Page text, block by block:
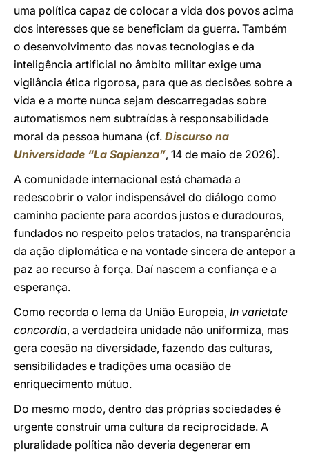
uma política capaz de colocar a vida dos povos acima
dos interesses que se beneficiam da guerra. Também
o desenvolvimento das novas tecnologias e da
inteligência artificial no âmbito militar exige uma
vigilância ética rigorosa, para que as decisões sobre a
vida e a morte nunca sejam descarregadas sobre
automatismos nem subtraídas à responsabilidade
moral da pessoa humana (cf. Discurso na
Universidade “La Sapienza”, 14 de maio de 2026).
A comunidade internacional está chamada a
redescobrir o valor indispensável do diálogo como
caminho paciente para acordos justos e duradouros,
fundados no respeito pelos tratados, na transparência
da ação diplomática e na vontade sincera de antepor a
paz ao recurso à força. Daí nascem a confiança e a
esperança.
Como recorda o lema da União Europeia, In varietate
concordia, a verdadeira unidade não uniformiza, mas
gera coesão na diversidade, fazendo das culturas,
sensibilidades e tradições uma ocasião de
enriquecimento mútuo.
Do mesmo modo, dentro das próprias sociedades é
urgente construir uma cultura da reciprocidade. A
pluralidade política não deveria degenerar em